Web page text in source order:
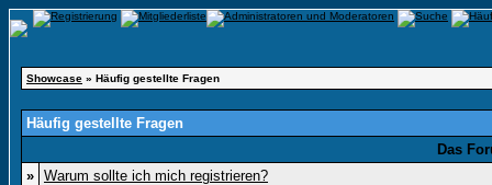
Showcase » Häufig gestellte Fragen
Häufig gestellte Fragen
Das
» Warum sollte ich mich registrieren?